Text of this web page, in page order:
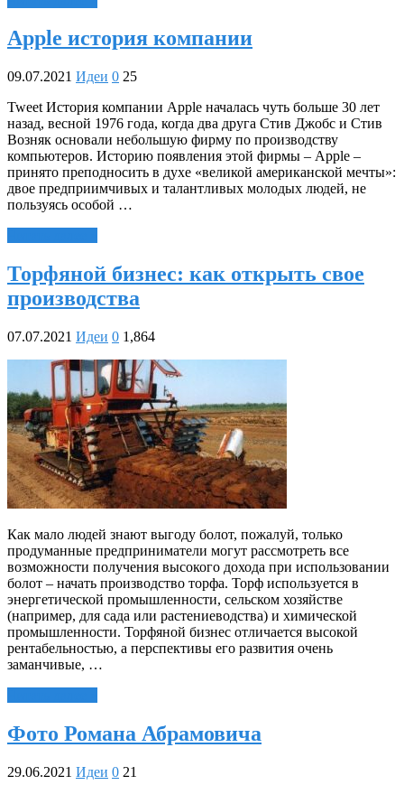
Apple история компании
09.07.2021 Идеи 0 25
Tweet История компании Apple началась чуть больше 30 лет
назад, весной 1976 года, когда два друга Стив Джобс и Стив
Возняк основали небольшую фирму по производству
компьютеров. Историю появления этой фирмы – Apple –
принято преподносить в духе «великой американской мечты»:
двое предприимчивых и талантливых молодых людей, не
пользуясь особой …
Торфяной бизнес: как открыть свое
производства
07.07.2021 Идеи 0 1,864
Как мало людей знают выгоду болот, пожалуй, только
продуманные предприниматели могут рассмотреть все
возможности получения высокого дохода при использовании
болот – начать производство торфа. Торф используется в
энергетической промышленности, сельском хозяйстве
(например, для сада или растениеводства) и химической
промышленности. Торфяной бизнес отличается высокой
рентабельностью, а перспективы его развития очень
заманчивые, …
Фото Романа Абрамовича
29.06.2021 Идеи 0 21